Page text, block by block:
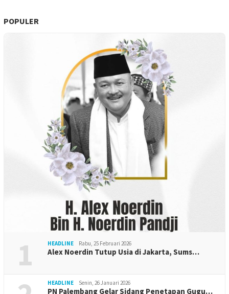
POPULER
1 HEADLINE Rabu, 25 Februari 2026
Alex Noerdin Tutup Usia di Jakarta, Sums…
HEADLINE Senin, 26 Januari 2026
PN Palembang Gelar Sidang Penetapan Gugu…